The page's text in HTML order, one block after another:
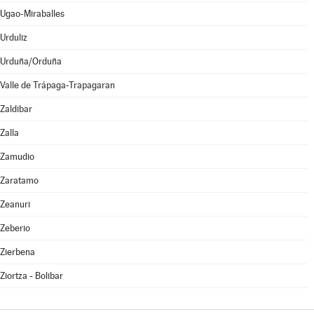
Ugao-Miraballes
Urduliz
Urduña/Orduña
Valle de Trápaga-Trapagaran
Zaldibar
Zalla
Zamudio
Zaratamo
Zeanuri
Zeberio
Zierbena
Ziortza - Bolibar